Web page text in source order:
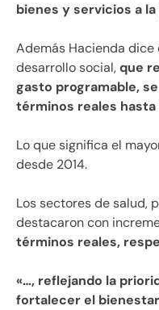
bienes y servicios a
Además Hacienda
desarrollo social,que
gasto programable,
términos reales
Lo que significa el
desde 2014.
Los sectores de salud,
destacaron con
términos reales,
«…, reflejando la
fortalecer el